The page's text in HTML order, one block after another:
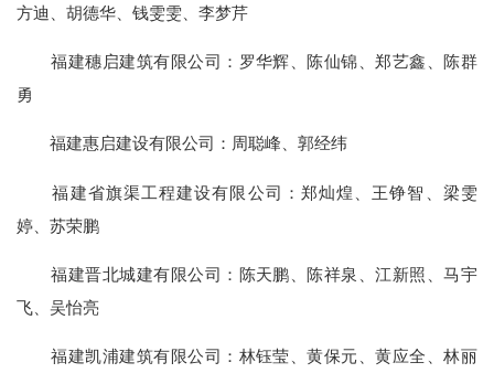
方迪、胡德华、钱雯雯、李梦芹
福建穗启建筑有限公司：罗华辉、陈仙锦、郑艺鑫、陈群
勇
福建惠启建设有限公司：周聪峰、郭经纬
福建省旗渠工程建设有限公司：郑灿煌、王铮智、梁雯
婷、苏荣鹏
福建晋北城建有限公司：陈天鹏、陈祥泉、江新照、马宇
飞、吴怡亮
福建凯浦建筑有限公司：林钰莹、黄保元、黄应全、林丽